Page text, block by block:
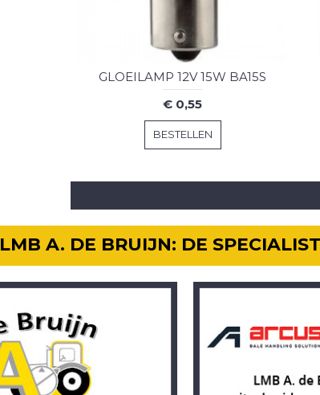
GLOEILAMP 12V 15W BA15S
€ 0,55
BESTELLEN
LMB A. DE BRUIJN: DE